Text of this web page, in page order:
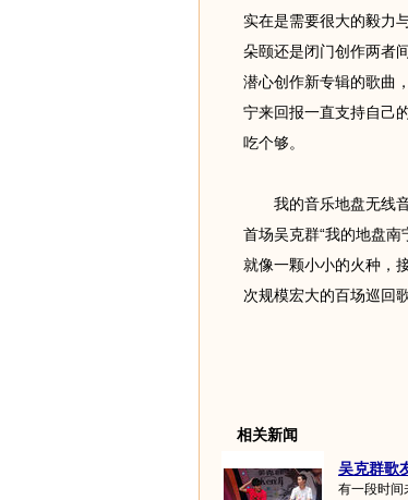
实在是需要很大的毅力
朵颐还是闭门创作两者
潜心创作新专辑的歌曲
宁来回报一直支持自己
吃个够。
我的音乐地盘无线音
首场吴克群“我的地盘
就像一颗小小的火种，
次规模宏大的百场巡回
相关新闻
吴克群歌
有一段时间